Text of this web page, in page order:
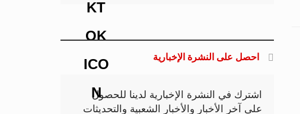
احصل على النشرة الإخبارية
اشترك في النشرة الإخبارية لدينا للحصول
على آخر الأخبار والأخبار الشعبية والتحديثات